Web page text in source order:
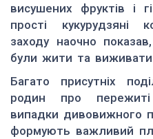
висушених фруктів і
прості
заходу наочно
були жити та виживати
Багато присутніх
родин про
випадки дивовижного
формують важливий